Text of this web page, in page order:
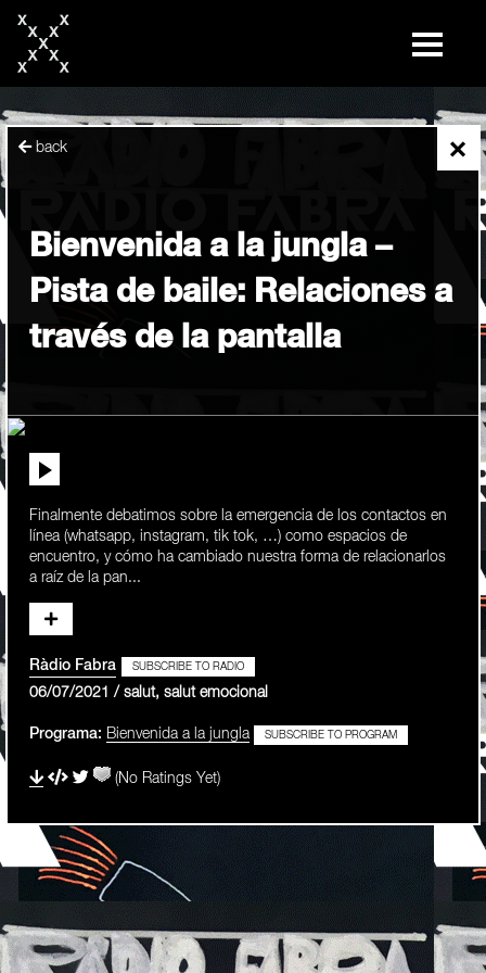
content
×
back
Bienvenida a la jungla –
Pista de baile: Relaciones a
través de la pantalla
Finalmente debatimos sobre la emergencia de los contactos en
línea (whatsapp, instagram, tik tok, …) como espacios de
encuentro, y cómo ha cambiado nuestra forma de relacionarlos
a raíz de la pan...
Ràdio Fabra SUBSCRIBE TO RADIO
06/07/2021 / salut, salut emocional
Programa: Bienvenida a la jungla SUBSCRIBE TO PROGRAM
(No Ratings Yet)